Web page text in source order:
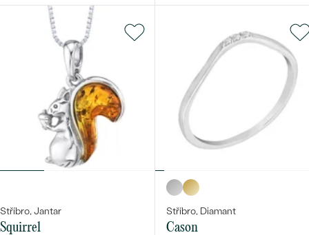
Stříbro, Jantar
Squirrel
Stříbro, Diamant
Cason